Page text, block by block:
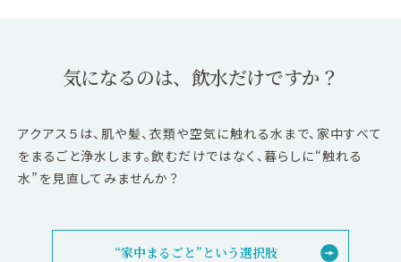
気になるのは、飲水だけですか？
アクアス５は、肌や髪、衣類や空気に触れる水まで、家中すべて
をまるごと浄水します。飲むだけではなく、暮らしに“触れる
水”を見直してみませんか？
“家中まるごと”という選択肢